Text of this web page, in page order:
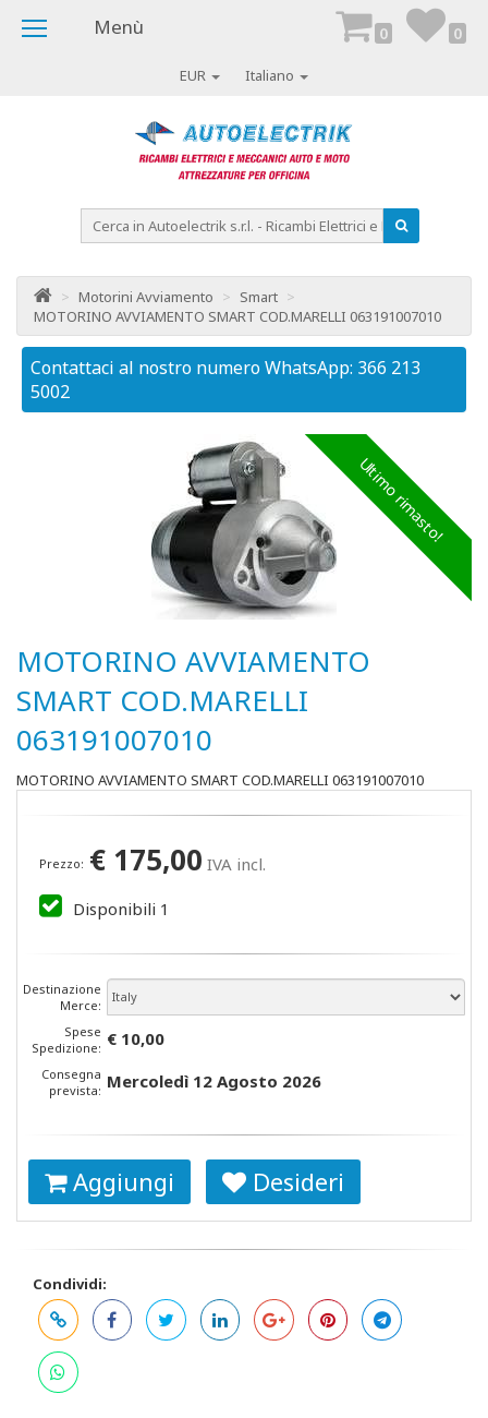
EUR Italiano
0 0
Menù
> Motorini Avviamento > Smart >
MOTORINO AVVIAMENTO SMART COD.MARELLI 063191007010
Contattaci al nostro numero WhatsApp: 366 213
5002
Ultimo rimasto!
MOTORINO AVVIAMENTO
SMART COD.MARELLI
063191007010
MOTORINO AVVIAMENTO SMART COD.MARELLI 063191007010
Prezzo: € 175,00 IVA incl.
Disponibili 1
Destinazione
Merce:
Spese
Spedizione: € 10,00
Consegna
prevista: Mercoledì 12 Agosto 2026
Aggiungi Desideri
Condividi: